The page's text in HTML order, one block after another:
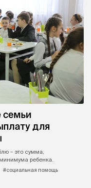
для
– это сумма,
ребенка.
#социальная помощь